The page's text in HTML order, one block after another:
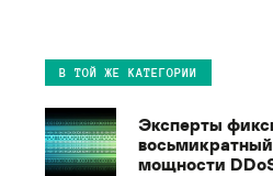
В ТОЙ ЖЕ КАТЕГОРИИ
Эксперты
мощности